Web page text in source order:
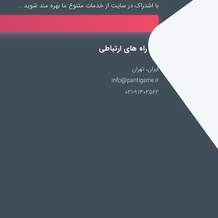
با اشتراک در سایت از خدمات متنوع ما بهره مند شوید …
راه های ارتباطی
ایران، تهران
info@pantigame.ir
021-91302562